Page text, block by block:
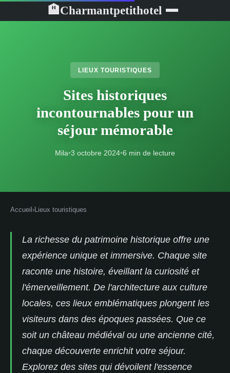
🏨Charmantpetithotel
LIEUX TOURISTIQUES
Sites historiques
incontournables pour un
séjour mémorable
Mila•3 octobre 2024•6 min de lecture
Accueil ›Lieux touristiques
La richesse du patrimoine historique offre une
expérience unique et immersive. Chaque site
raconte une histoire, éveillant la curiosité et
l'émerveillement. De l'architecture aux culture
locales, ces lieux emblématiques plongent les
visiteurs dans des époques passées. Que ce
soit un château médiéval ou une ancienne cité,
chaque découverte enrichit votre séjour.
Explorez des sites qui dévoilent l'essence